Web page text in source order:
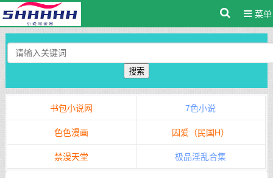
菜单
搜索
书包小说网 7色小说
色色漫画 囚爱（民国H）
禁漫天堂 极品淫乱合集